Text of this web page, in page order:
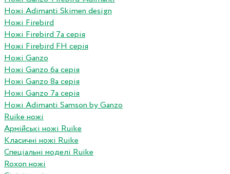
Ножі Adimanti Skimen design
Ножі Firebird
Ножі Firebird 7а серія
Ножі Firebird FH серія
Ножі Ganzo
Ножі Ganzo 6а серія
Ножі Ganzo 8а серія
Ножі Ganzo 7а серія
Ножі Adimanti Samson by Ganzo
Ruike ножі
Армійські ножі Ruike
Класичні ножі Ruike
Спеціальні моделі Ruike
Roxon ножi